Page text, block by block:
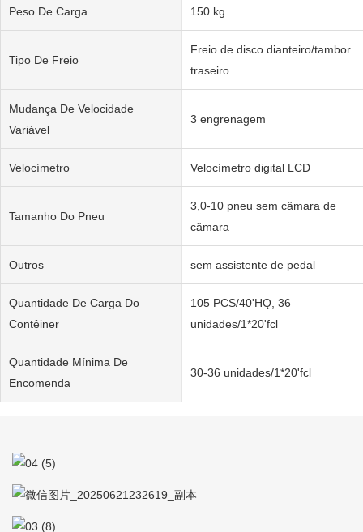
Peso De Carga 150 kg
Tipo De Freio
Freio de disco dianteiro/tambor
traseiro
Mudança De Velocidade
Variável
3 engrenagem
Velocímetro Velocímetro digital LCD
Tamanho Do Pneu
3,0-10 pneu sem câmara de
câmara
Outros sem assistente de pedal
Quantidade De Carga Do
Contêiner
105 PCS/40'HQ, 36
unidades/1*20'fcl
Quantidade Mínima De
Encomenda
30-36 unidades/1*20'fcl